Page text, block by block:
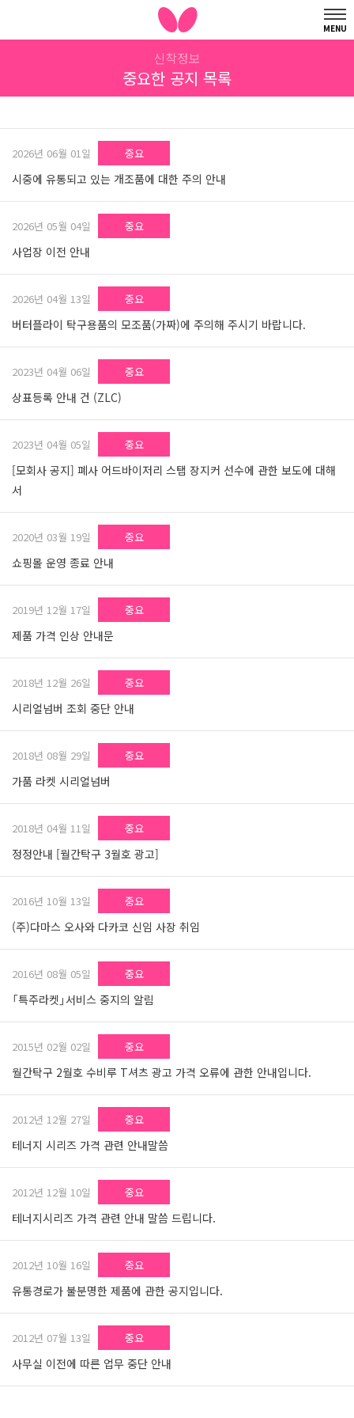
MENU
신착정보
중요한 공지 목록
2026년 06월 01일 중요
시중에 유통되고 있는 개조품에 대한 주의 안내
2026년 05월 04일 중요
사업장 이전 안내
2026년 04월 13일 중요
버터플라이 탁구용품의 모조품(가짜)에 주의해 주시기 바랍니다.
2023년 04월 06일 중요
상표등록 안내 건 (ZLC)
2023년 04월 05일 중요
[모회사 공지] 폐사 어드바이저리 스탭 장지커 선수에 관한 보도에 대해
서
2020년 03월 19일 중요
쇼핑몰 운영 종료 안내
2019년 12월 17일 중요
제품 가격 인상 안내문
2018년 12월 26일 중요
시리얼넘버 조회 중단 안내
2018년 08월 29일 중요
가품 라켓 시리얼넘버
2018년 04월 11일 중요
정정안내 [월간탁구 3월호 광고]
2016년 10월 13일 중요
(주)다마스 오사와 다카코 신임 사장 취임
2016년 08월 05일 중요
「특주라켓」서비스 중지의 알림
2015년 02월 02일 중요
월간탁구 2월호 수비루 T셔츠 광고 가격 오류에 관한 안내입니다.
2012년 12월 27일 중요
테너지 시리즈 가격 관련 안내말씀
2012년 12월 10일 중요
테너지시리즈 가격 관련 안내 말씀 드립니다.
2012년 10월 16일 중요
유통경로가 불분명한 제품에 관한 공지입니다.
2012년 07월 13일 중요
사무실 이전에 따른 업무 중단 안내